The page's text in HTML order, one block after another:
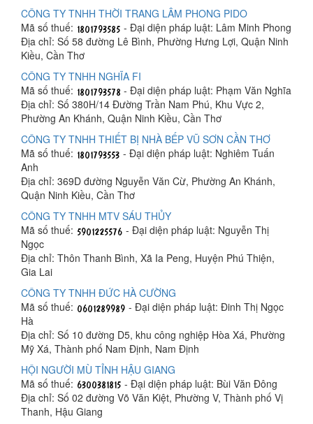
CÔNG TY TNHH THỜI TRANG LÂM PHONG PIDO
Mã số thuế:
- Đại diện pháp luật: Lâm Minh Phong
Địa chỉ: Số 58 đường Lê Bình, Phường Hưng Lợi, Quận Ninh
Kiều, Cần Thơ
CÔNG TY TNHH NGHĨA FI
Mã số thuế:
- Đại diện pháp luật: Phạm Văn Nghĩa
Địa chỉ: Số 380H/14 Đường Trần Nam Phú, Khu Vực 2,
Phường An Khánh, Quận Ninh Kiều, Cần Thơ
CÔNG TY TNHH THIẾT BỊ NHÀ BẾP VŨ SƠN CẦN THƠ
Mã số thuế:
- Đại diện pháp luật: Nghiêm Tuấn
Anh
Địa chỉ: 369D đường Nguyễn Văn Cừ, Phường An Khánh,
Quận Ninh Kiều, Cần Thơ
CÔNG TY TNHH MTV SÁU THỦY
Mã số thuế:
- Đại diện pháp luật: Nguyễn Thị
Ngọc
Địa chỉ: Thôn Thanh Bình, Xã Ia Peng, Huyện Phú Thiện,
Gia Lai
CÔNG TY TNHH ĐỨC HÀ CƯỜNG
Mã số thuế:
- Đại diện pháp luật: Đinh Thị Ngọc
Hà
Địa chỉ: Số 10 đường D5, khu công nghiệp Hòa Xá, Phường
Mỹ Xá, Thành phố Nam Định, Nam Định
HỘI NGƯỜI MÙ TỈNH HẬU GIANG
Mã số thuế:
- Đại diện pháp luật: Bùi Văn Đông
Địa chỉ: Số 02 đường Võ Văn Kiệt, Phường V, Thành phố Vị
Thanh, Hậu Giang